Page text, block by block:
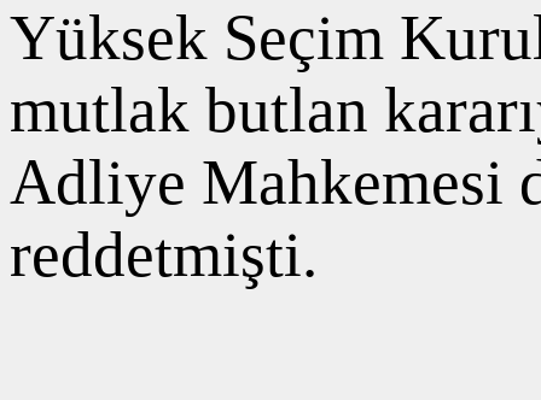
Yüksek Seçim
mutlak butlan
Adliye Mahkemesi
reddetmişti.